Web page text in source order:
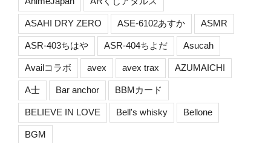
ASAHI DRY ZERO ASE-6102あすか ASMR
ASR-403ちはや ASR-404ちよだ Asucah
Availコラボ avex avex trax AZUMAICHI
A士 Bar anchor BBMカード
BELIEVE IN LOVE Bell's whisky Bellone
BGM